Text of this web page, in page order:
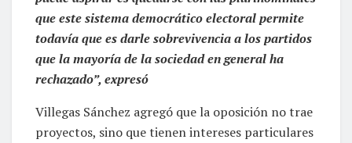
que este sistema democrático electoral permite
todavía que es darle sobrevivencia a los partidos
que la mayoría de la sociedad en general ha
rechazado”, expresó
Villegas Sánchez agregó que la oposición no trae
proyectos, sino que tienen intereses particulares